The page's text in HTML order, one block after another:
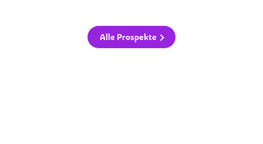
Alle Prospekte